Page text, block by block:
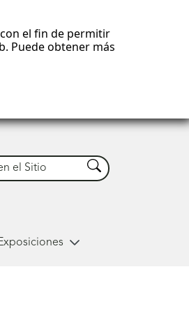
el fin de permitir
Puede obtener más
Buscar